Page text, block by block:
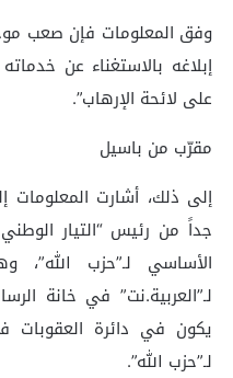
وفق المعلومات فإن صعب
إبلاغه بالاستغناء عن
على لائحة الإرهاب”.
مقرّب من باسيل
إلى ذلك، أشارت
جداً من رئيس “التيار الوطني
الأساسي لـ”حزب
لـ”العربية.نت” في خانة
يكون في دائرة العقوبات
لـ”حزب الله”.